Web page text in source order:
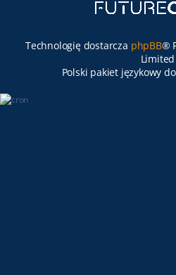
Technologię dostarcza phpBB®
Limited
Polski pakiet językowy